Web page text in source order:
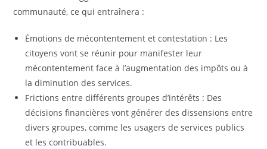
communauté, ce qui entraînera :
Émotions de mécontentement et contestation : Les
citoyens vont se réunir pour manifester leur
mécontentement face à l’augmentation des impôts ou à
la diminution des services.
Frictions entre différents groupes d’intérêts : Des
décisions financières vont générer des dissensions entre
divers groupes, comme les usagers de services publics
et les contribuables.